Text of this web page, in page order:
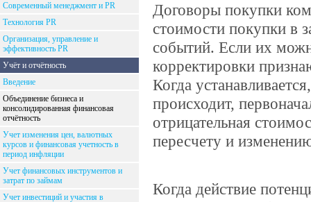
Современный менеджмент и PR
Технология PR
Организация, управление и
эффективность PR
Учёт и отчётность
Введение
Объединение бизнеса и
консолидированная финансовая
отчётность
Учет изменения цен, валютных
курсов и финансовая учетность в
период инфляции
Учет финансовых инструментов и
затрат по займам
Учет инвестиций и участия в
Договоры покупки
стоимости покупки в
событий. Если их
корректировки
Когда
происходит,
отрицательная
пересчету и
Когда действие